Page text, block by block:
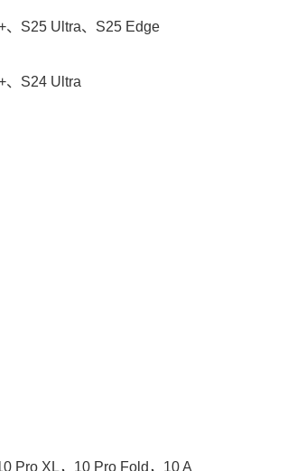
、S25 Ultra、S25 Edge
、S24 Ultra
Pro XL，10 Pro Fold，10 A